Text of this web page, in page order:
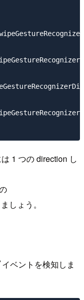
1 つの direction し
しょう。
イベントを検知しま